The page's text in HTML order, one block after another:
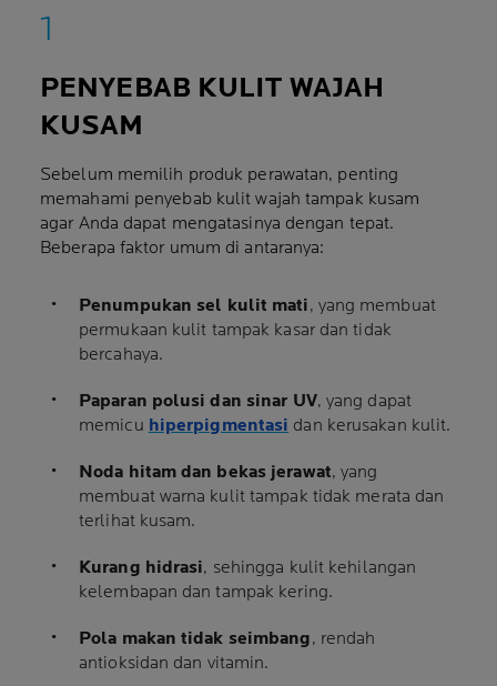
PENYEBAB KULIT WAJAH
KUSAM
Sebelum memilih produk perawatan, penting
memahami penyebab kulit wajah tampak kusam
agar Anda dapat mengatasinya dengan tepat.
Beberapa faktor umum di antaranya:
Penumpukan sel kulit mati, yang membuat
permukaan kulit tampak kasar dan tidak
bercahaya.
Paparan polusi dan sinar UV, yang dapat
memicu hiperpigmentasi dan kerusakan kulit.
Noda hitam dan bekas jerawat, yang
membuat warna kulit tampak tidak merata dan
terlihat kusam.
Kurang hidrasi, sehingga kulit kehilangan
kelembapan dan tampak kering.
Pola makan tidak seimbang, rendah
antioksidan dan vitamin.